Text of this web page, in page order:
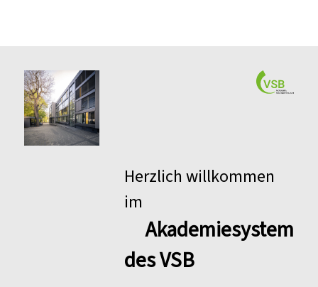
Herzlich willkommen
im
Akademiesystem
des VSB